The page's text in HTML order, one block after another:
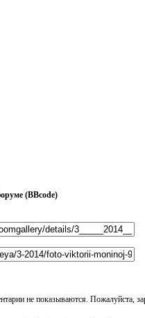
(BBcode)
не показываются. Пожалуйста,